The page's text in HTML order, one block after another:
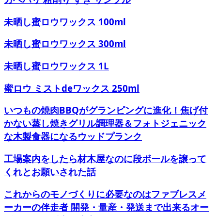
未晒し蜜ロウワックス 100ml
未晒し蜜ロウワックス 300ml
未晒し蜜ロウワックス 1L
蜜ロウ ミストdeワックス 250ml
いつもの焼肉BBQがグランピングに進化！焦げ付
かない蒸し焼きグリル調理器＆フォトジェニック
な木製食器になるウッドプランク
工場案内をしたら材木屋なのに段ボールを譲って
くれとお願いされた話
これからのモノづくりに必要なのはファブレスメ
ーカーの伴走者 開発・量産・発送まで出来るオー